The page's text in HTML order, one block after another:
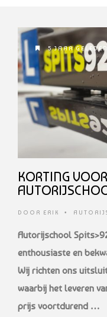
5 JAAR GELEDEN
KORTING
DOOR ERIK •
Autorijschool
enthousiaste en
Wij richten ons
waarbij het leveren
prijs voortdurend …